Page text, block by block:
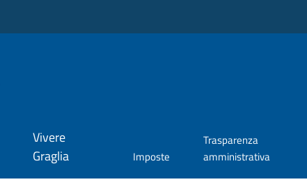
Vivere
Graglia
Imposte
Trasparenza
amministrativa